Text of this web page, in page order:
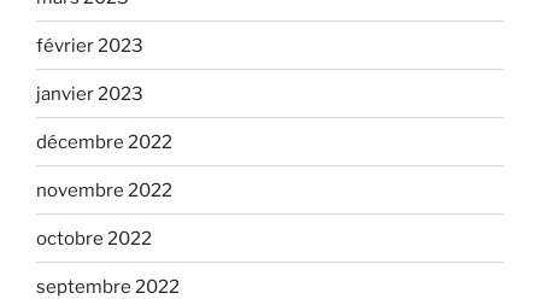
février 2023
janvier 2023
décembre 2022
novembre 2022
octobre 2022
septembre 2022